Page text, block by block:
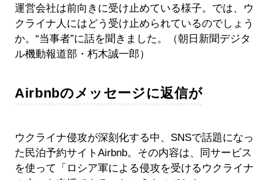
運営会社は前向きに受け止めている様子。では、ウ
クライナ人にはどう受け止められているのでしょう
か。“当事者”に話を聞きました。（朝日新聞デジタ
ル機動報道部・朽木誠一郎）
Airbnbのメッセージに返信が
ウクライナ侵攻が深刻化する中、SNSで話題になっ
た民泊予約サイトAirbnb。その内容は、同サービス
を使って「ロシア軍による侵攻を受けるウクライナ